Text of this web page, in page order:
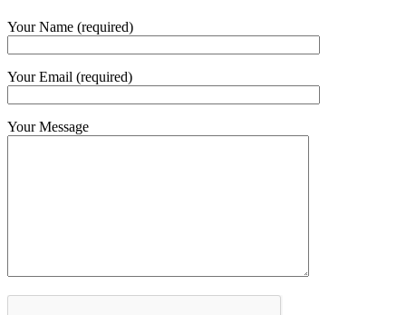
Your Name (required)
Your Email (required)
Your Message